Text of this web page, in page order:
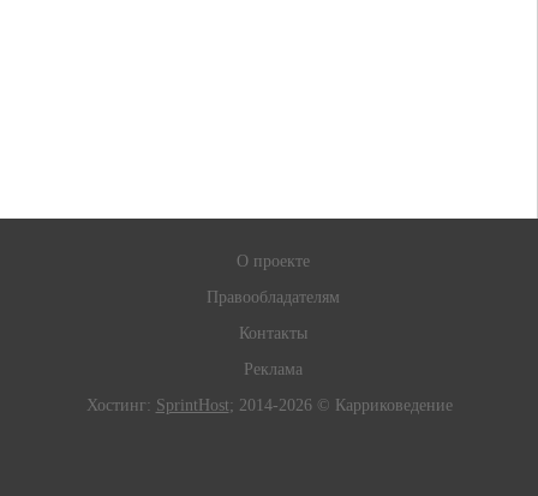
О проекте
Правообладателям
Контакты
Реклама
Хостинг: SprintHost; 2014-2026 © Карриковедение